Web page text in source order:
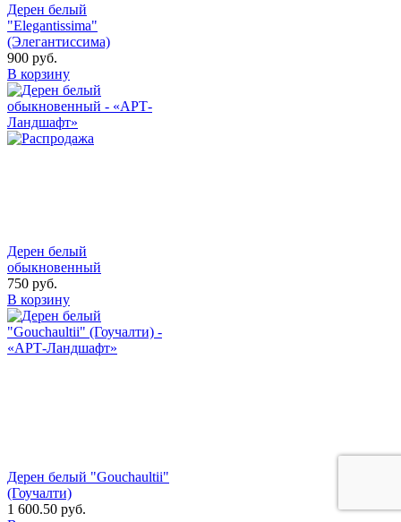
Дерен белый
"Elegantissima"
(Элегантиссима)
900 руб.
В корзину
Дерен белый
обыкновенный
750 руб.
В корзину
Дерен белый "Gouchaultii"
(Гоучалти)
1 600.50 руб.